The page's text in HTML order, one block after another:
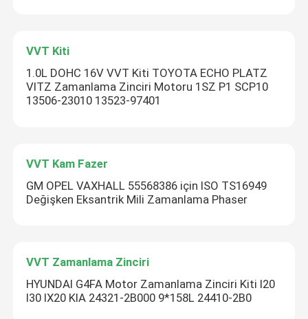
VVT Kiti
1.0L DOHC 16V VVT Kiti TOYOTA ECHO PLATZ
VITZ Zamanlama Zinciri Motoru 1SZ P1 SCP10
13506-23010 13523-97401
VVT Kam Fazer
GM OPEL VAXHALL 55568386 için ISO TS16949
Değişken Eksantrik Mili Zamanlama Phaser
VVT Zamanlama Zinciri
HYUNDAI G4FA Motor Zamanlama Zinciri Kiti I20
I30 IX20 KIA 24321-2B000 9*158L 24410-2B0